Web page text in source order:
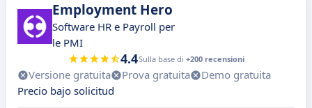
Employment Hero
Software HR e Payroll per
le PMI
4.4Sulla base di +200 recensioni
Versione gratuita Prova gratuita
Demo gratuita
Precio bajo solicitud